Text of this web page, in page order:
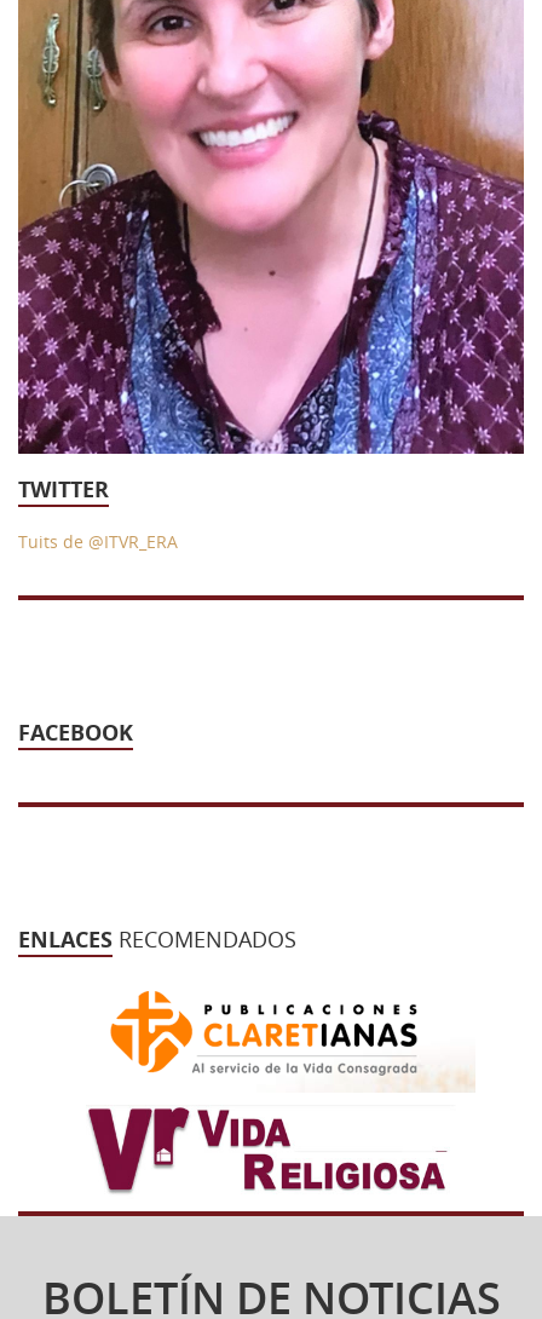
43 Semana (2014)
42 Semana (2013)
41 Semana (2012)
40 Semana (2011)
39 Semana (2010)
TWITTER
Tuits de @ITVR_ERA
FACEBOOK
ENLACES RECOMENDADOS
BOLETÍN DE NOTICIAS